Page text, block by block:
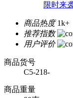
限时来
商品热度 1k+
推荐指数
用户评价
商品货号
C5-218-
商品重量